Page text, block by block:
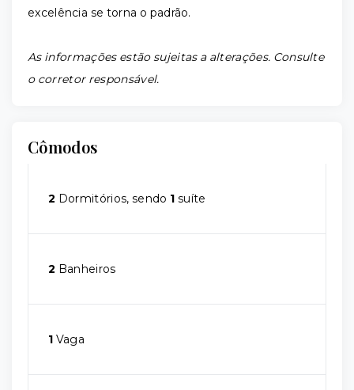
excelência se torna o padrão.
As informações estão sujeitas a alterações. Consulte
o corretor responsável.
Cômodos
2 Dormitórios, sendo 1 suíte
2 Banheiros
1 Vaga